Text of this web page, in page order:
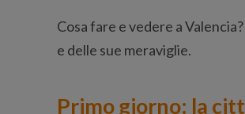
Cosa fare e vedere a
e delle sue meraviglie.
Primo giorno: la